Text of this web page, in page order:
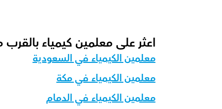
اعثر على معلمين كيمياء
معلمين الكيمياء في السعودية
معلمين الكيمياء في مكة
معلمين الكيمياء في الدمام